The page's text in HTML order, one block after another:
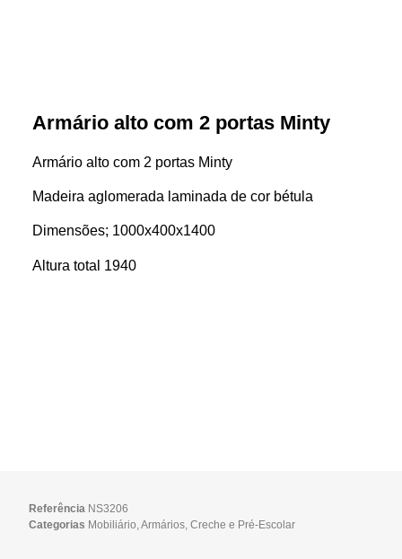
Armário alto com 2 portas Minty
Armário alto com 2 portas Minty
Madeira aglomerada laminada de cor bétula
Dimensões; 1000x400x1400
Altura total 1940
Referência NS3206
Categorias Mobiliário ,Armários ,Creche e Pré-Escolar